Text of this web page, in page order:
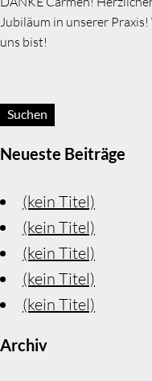
Jubiläum in unserer
uns bist!
Neueste Beiträge
(kein Titel)
(kein Titel)
(kein Titel)
(kein Titel)
(kein Titel)
Archiv